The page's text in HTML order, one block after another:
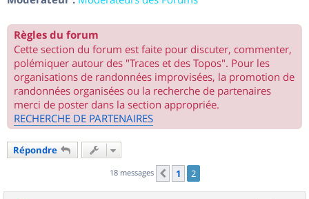
Règles du forum
Cette section du forum est faite pour discuter, commenter,
polémiquer autour des "Traces et des Topos". Pour les
organisations de randonnées improvisées, la promotion de
randonnées organisées ou la recherche de partenaires
merci de poster dans la section appropriée.
RECHERCHE DE PARTENAIRES
Répondre
18 messages Précédent
1 2